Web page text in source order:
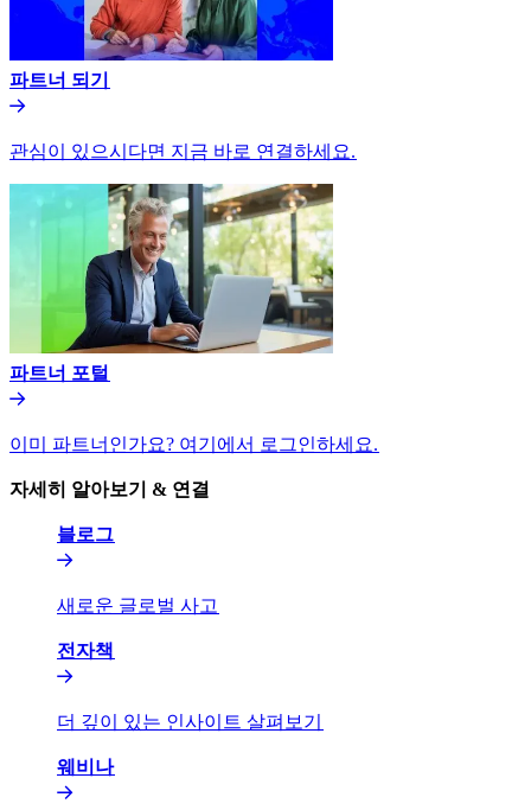
파트너 되기​​
관심이 있으시다면 지금 바로 연결하세요.​​
파트너 포털​​
이미 파트너인가요? 여기에서 로그인하세요.​​
자세히 알아보기 & 연결​​
블로그​​
새로운 글로벌 사고​​
전자책​​
더 깊이 있는 인사이트 살펴보기​​
웨비나​​